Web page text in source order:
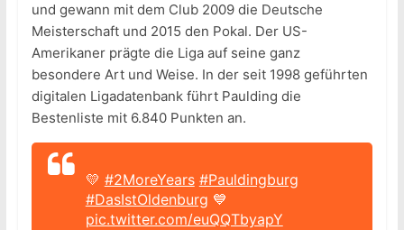
und gewann mit dem Club 2009 die Deutsche
Meisterschaft und 2015 den Pokal. Der US-
Amerikaner prägte die Liga auf seine ganz
besondere Art und Weise. In der seit 1998 geführten
digitalen Ligadatenbank führt Paulding die
Bestenliste mit 6.840 Punkten an.
💛 #2MoreYears #Pauldingburg
#DasIstOldenburg 💙
pic.twitter.com/euQQTbyapY